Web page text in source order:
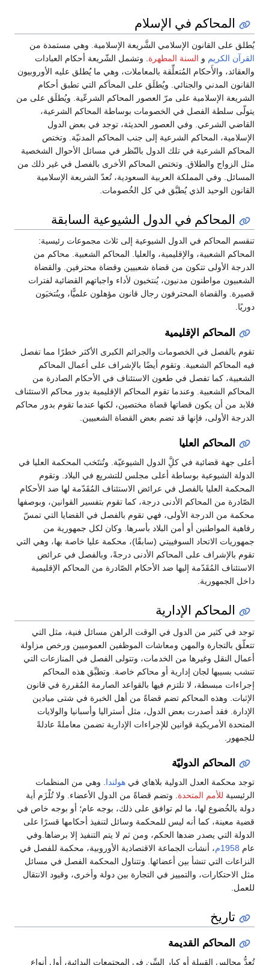
المحاكم في الإسلام
يُطلق على القانون الإسلامي الشَّريعة الإسلامية. وهي مستمدة من
القرآن الكريم و السنة المطهرة . وتشمل الشّريعة أحكام العبادات
والعقائد، والأَحكام المُتعلِّقة بالمعاملات، وهي ما يُطلق عليه الأوروبيون
القانون المدني والجنائي. ويُطلَق على المحاَكم التي تطبق أحكام
الشريعة الإسلامية على مرّ العصور المحاكم الشرعّية. ويُطلَق على من
يتولّى سلطة الفصل في الخصومات بوساطة المحاكم الشرعية،
القاضي الشرعي. وفي العصور الحديثة، توجد في بعض الدول
الإسلامية، المحاكم الشرعية إلى جنب المحاكم المدنيّة. وتختص
المحاكم الشرعية في تلك الدول بالنّظر في مسائل الأحوال الشخصية
مثل الزواج والطلاق. وتختص المحاكم الأخرى بالفصل في غير ذلك من
المسائل. وفي المملكة العربية السعودية، تُعدّ الشريعة الإسلامية
القانون الوحيد الذي يُطبَّق في كل الخُصومات.
المحاكم في الدول الشيوعية السابقة
تنقسم المحاكم في الدول الشيوعية إلى ثلاث مجموعات رئيسية:
المحاكم الشعبية، والإقليمية، والعليا. المحاكم الشعبية. محاكم من
الدرجة الأولى تتكون من قضاة شعبيين وقضاة محترفين. والقضاة
الشعبيون مواطنون مدنيون، يُنتخبون لأداء واجباتهم القضائية لفترات
قصيرة. والقضاة المحترفون رجال قانون مؤهلون علميًّا، وينُتخبَون
دوريًا.
المحاكم الإقليمية
تقوم بالفصل في الخصومات والجرائم الكبرى الأكثر خطرًا مما تفصل
فيه المحاكم الشعبية. وتقوم أيضًا بالإشراف على أعمال المحاكم
الشعبية، كما تفصل في طعون الاستئناف في الأحكام الصادرة من
المحاكم الشعبية. وعندما تقوم المحاكم الإقليمية بدور محاكم الاستئناف
فلابد من أن يكون قضاتها قضاة مختصين، لكنها عندما تقوم بدور محاكم
الدرجة الأولى، فإنها قد تضم بعض القضاة الشعبيين.
المحاكم العليا
أعلى جهة قضائية في كلَِّ الدول الشيوعيّة. وتُنتَخب المحكمة العليا في
الدولة الشيوعية بوساطة أعلى مجلس للتشريع في البلاد. وتقوم
المحكمة العليا بالفصل في عرائض الاستئناف المُقَدّمة لها ضد الأحكام
الصّادرة من المحاكم الأدنى درجة، كما تقوم بتفسير القوانين، وبوصفها
محكمة من الدرجة الأولى، فهي تقوم بالفصل في القضايا التي تمسّ
رفاهية المواطنين أو أمن البلاد بأسرها. وكان لكل جمهورية من
جمهوريات الاتحاد السوفييتي (سابقًا)، محكمة عليا خاصة بها، وهي التي
تقوم بالإشراف على المحاكم الأدنى درجةً، وبالفصل في عرائض
الاستئناف المُقَدّمة إليها ضد الأحكام الصّادرة من المحاكم الإقليمية
داخل الجمهورية.
المحاكم الإدارية
توجد في كثير من الدول في الوقت الراهن مسائل فنية، مثل التي
تتعلّق بالتجارة والمهن ومعاشات الموظفين العموميين ورخص مزاولة
أعمال النقل وغيرها من الخدمات، وتتولى الفصل في المنازعات التي
تنشب بسببها لجان إدارية أو محاكم خاصة. وتطبِّق هذه المحاكم
إجراءات مبسطة، لا تلتزم فيها بالقواعد الصارمة المُقررة في قانون
الإثبات. وهذه المحاكم تضم قضاةً من أهل الخبرة في شتى ميادين
الإدارة. فقد أصدرت بعض الدول، مثل أستراليا وأسبانيا والولايات
المتحدة الأمريكية قوانين للإجراءات الإدارية تضمن معاملةً عادلةً
للجمهور.
المحاكم الدوليّة
توجد محكمة العدل الدولية بلاهاي في هولندا . وهي من المنظمات
الرئيسية للأمم المتحدة . وتضم قضاةً من الدول الأعضاء. ولا تُلْزَم أية
دولة بالخُضوع لها، ما لم توافق على ذلك، بوجه عام؛ أو بوجه خاص في
قضية معينة، كما أنه ليس للمحكمة وسائل لتنفيذ أحكامها قسرًا على
الدولة التي يصدر ضدها الحكم، ومن ثم لا يتم التنفيذ إلا برضاها.وفي
عام 1958م
، أنشأت الجماعة الاقتصادية الأوروبية، محكمة للفصل في
النزاعات التي تنشأ بين أعضائها. وتتناول المحكمة الفصل في مسائل
مثل الاحتكارات، والتمييز في التجارة بين دولة وأخرى، وقيود الانتقال
للعمل.
تاريخ
المحاكم القديمة
تُعدُّ مجالس القبيلة أو كبار السِّن في المجتمعات البدائية، أول أنواع